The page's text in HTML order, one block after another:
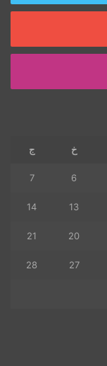
خ ج
6
7
13
14
20
21
27
28